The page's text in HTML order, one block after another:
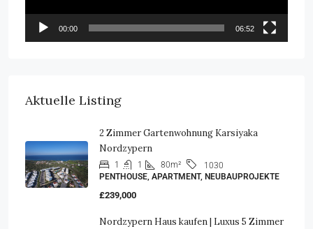
00:00 06:52
Aktuelle Listing
2 Zimmer Gartenwohnung Karsiyaka
Nordzypern
1 1 80m²
1030
PENTHOUSE, APARTMENT, NEUBAUPROJEKTE
£239,000
Nordzypern Haus kaufen | Luxus 5 Zimmer